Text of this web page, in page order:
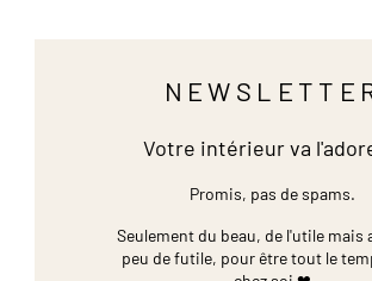
Votre intérieur va
Promis, pas de spams.
Seulement du beau, de l'utile mais
peu de futile, pour être tout le